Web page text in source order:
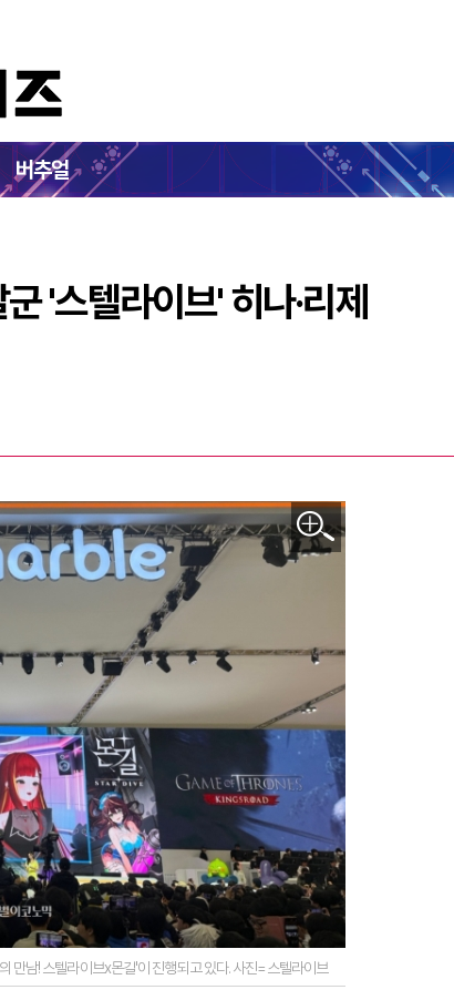
버추얼
스 달군 '스텔라이브' 히나·리제
'스텔라이브' 히나·리제
만남! 스텔라이브x몬길'이 진행되고 있다. 사진=스텔라이브